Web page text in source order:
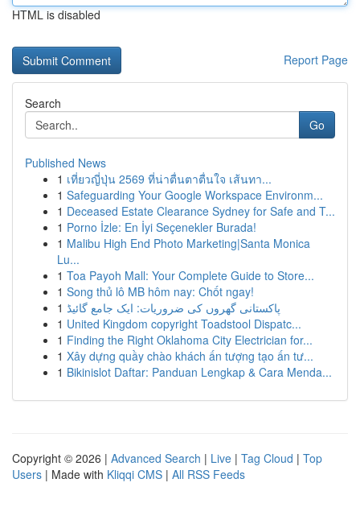
HTML is disabled
Report Page
Search
Go
Published News
1 เที่ยวญี่ปุ่น 2569 ที่น่าตื่นตาตื่นใจ เส้นทา...
1 Safeguarding Your Google Workspace Environm...
1 Deceased Estate Clearance Sydney for Safe and T...
1 Porno İzle: En İyi Seçenekler Burada!
1 Malibu High End Photo Marketing|Santa Monica
Lu...
1 Toa Payoh Mall: Your Complete Guide to Store...
1 Song thủ lô MB hôm nay: Chốt ngay!
1 پاکستانی گھروں کی ضروریات: ایک جامع گائیڈ
1 United Kingdom copyright Toadstool Dispatc...
1 Finding the Right Oklahoma City Electrician for...
1 Xây dựng quầy chào khách ấn tượng tạo ấn tư...
1 Bikinislot Daftar: Panduan Lengkap & Cara Menda...
Copyright © 2026 | Advanced Search | Live | Tag Cloud | Top
Users | Made with Kliqqi CMS | All RSS Feeds